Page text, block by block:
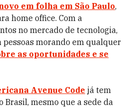
em folha em São Paulo,
home office. Com a
no mercado de tecnologia,
morando em qualquer
as oportunidades e se
Avenue Code já tem
Brasil, mesmo que a sede da